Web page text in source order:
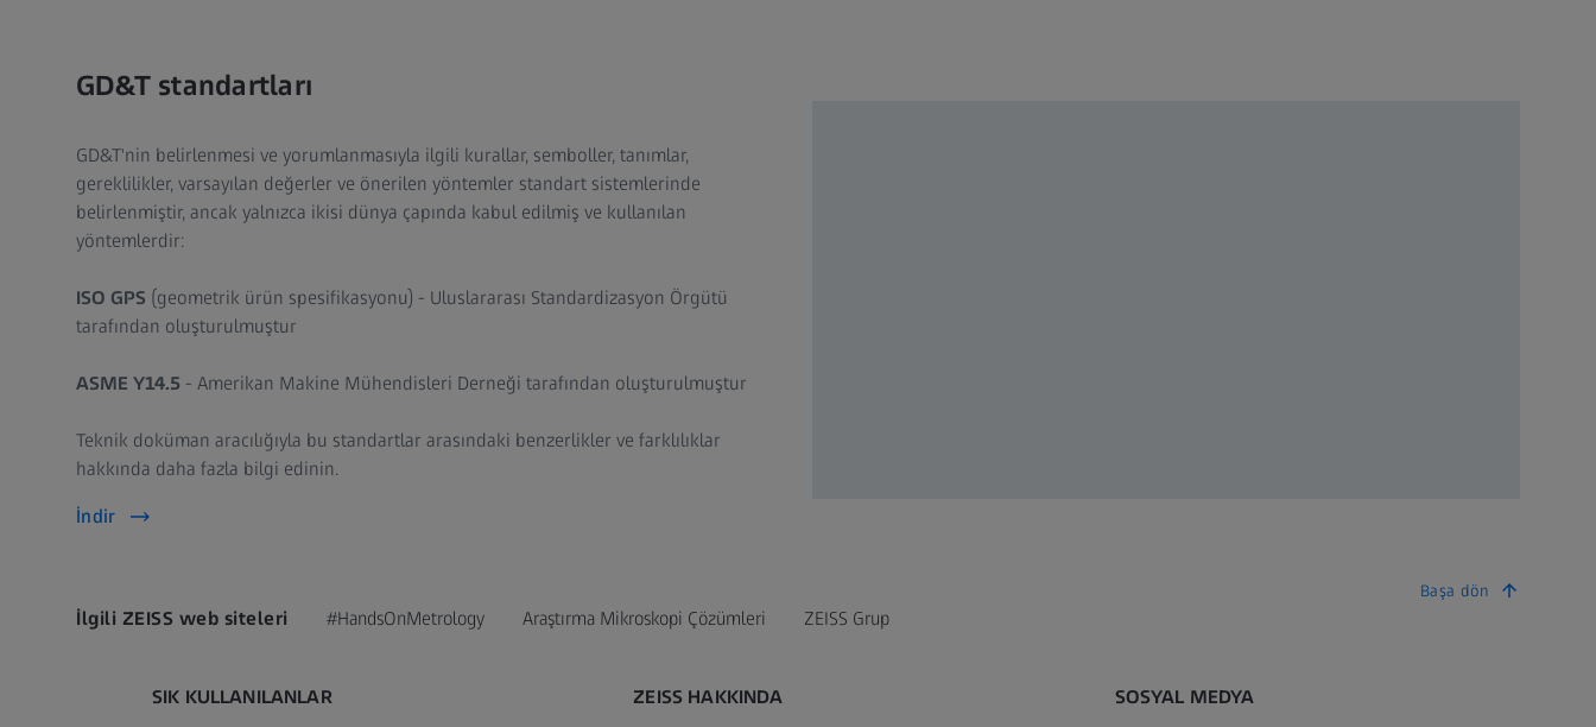
GD&T standartları
GD&T'nin belirlenmesi ve yorumlanmasıyla ilgili kurallar, semboller, tanımlar,
gereklilikler, varsayılan değerler ve önerilen yöntemler standart sistemlerinde
belirlenmiştir, ancak yalnızca ikisi dünya çapında kabul edilmiş ve kullanılan
yöntemlerdir:
ISO GPS (geometrik ürün spesifikasyonu) - Uluslararası Standardizasyon Örgütü
tarafından oluşturulmuştur
ASME Y14.5 - Amerikan Makine Mühendisleri Derneği tarafından oluşturulmuştur
Teknik doküman aracılığıyla bu standartlar arasındaki benzerlikler ve farklılıklar
hakkında daha fazla bilgi edinin.
İndir
Başa dön
İlgili ZEISS web siteleri #HandsOnMetrology Araştırma Mikroskopi Çözümleri ZEISS Grup
SIK KULLANILANLAR ZEISS HAKKINDA SOSYAL MEDYA